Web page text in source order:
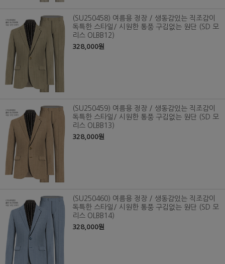
(SU250458) 여름용 정장 / 생동감있는 직조감이
독특한 스타일/ 시원한 통풍 구김없는 원단 (SD 모
리스 OLBB12)
328,000원
(SU250459) 여름용 정장 / 생동감있는 직조감이
독특한 스타일/ 시원한 통풍 구김없는 원단 (SD 모
리스 OLBB13)
328,000원
(SU250460) 여름용 정장 / 생동감있는 직조감이
독특한 스타일/ 시원한 통풍 구김없는 원단 (SD 모
리스 OLBB14)
328,000원